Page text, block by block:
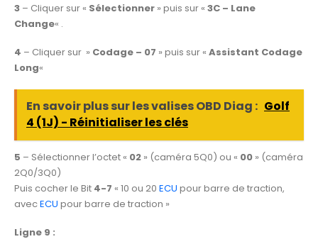
3 – Cliquer sur « Sélectionner » puis sur « 3C – Lane
Change« .
4 – Cliquer sur » Codage – 07 » puis sur « Assistant Codage
Long«
En savoir plus sur les valises OBD Diag : Golf
4 (1J) - Réinitialiser les clés
5 – Sélectionner l’octet « 02 » (caméra 5Q0) ou « 00 » (caméra
2Q0/3Q0)
Puis cocher le Bit 4-7 « 10 ou 20 ECU pour barre de traction,
avecECU pour barre de traction »
Ligne 9 :